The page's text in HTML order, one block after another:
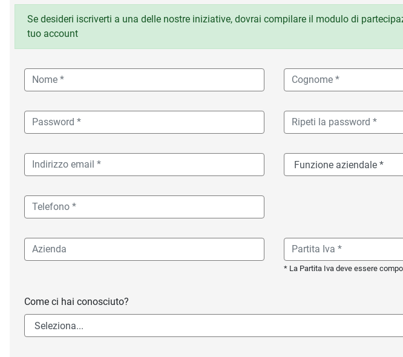
Se desideri iscriverti a una delle nostre iniziative, dovrai compilare il modulo di
tuo account
* La Partita Iva deve essere
Come ci hai conosciuto?